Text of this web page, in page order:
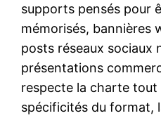
supports pensés pour
mémorisés, bannières
posts réseaux sociaux
présentations
respecte la charte
spécificités du format,